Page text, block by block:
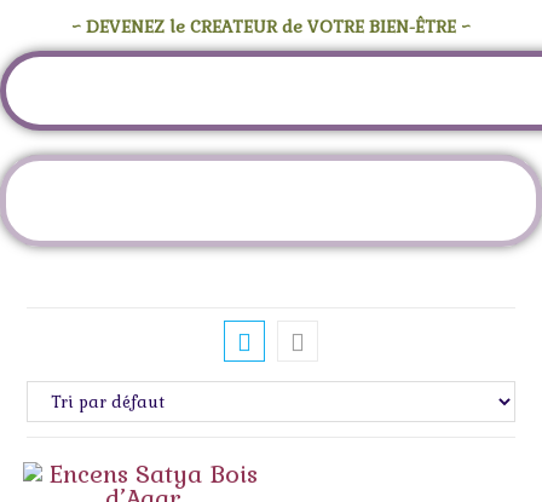
~ DEVENEZ le CREATEUR de VOTRE BIEN-ÊTRE ~